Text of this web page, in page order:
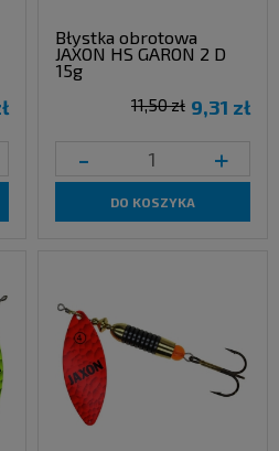
Błystka obrotowa
JAXON HS GARON 2 D
15g
9,31 zł
11,50 zł
- +
DO KOSZYKA